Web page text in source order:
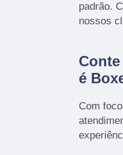
padrão.
nossos
é
Com